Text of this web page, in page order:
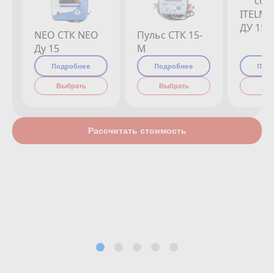
NEO CТК NEO
Ду 15
Подробнее
Выбрать
Пульс СТК 15-
М
Подробнее
Выбрать
ДУ 15
Рассчитать стоимость